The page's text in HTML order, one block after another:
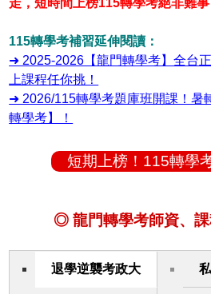
走，短時間上榜115轉學考絕非難事
115轉學考補習延伸閱讀：
➜ 2025-2026【龍門轉學考】全台
上課程任你挑！
➜ 2026/115轉學考題庫班開課！暑
轉學考】！
短期上榜！115轉學
◎ 龍門轉學考師資、
退學逆襲考政大